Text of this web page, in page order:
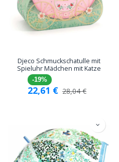
Djeco Schmuckschatulle mit
Spieluhr Mädchen mit Katze
-19%
22,61 € 28,04€